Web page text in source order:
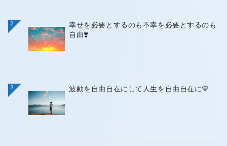
2
幸せを必要とするのも不幸を必要とするのも
自由❣️
3 波動を自由自在にして人生を自由自在に💙